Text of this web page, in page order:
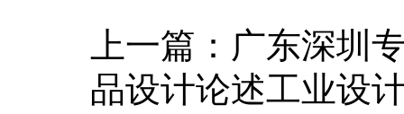
上一篇： 广东深圳
品设计论述工业设